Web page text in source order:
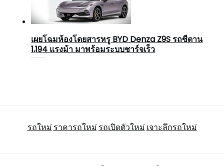
เผยโฉมห้องโดยสารหรู BYD Denza Z9S รถซีดาน
1,194 แรงม้า มาพร้อมระบบชาร์จเร็ว
รถใหม่ ราคารถใหม่ รถเปิดตัวใหม่ เจาะลึกรถใหม่